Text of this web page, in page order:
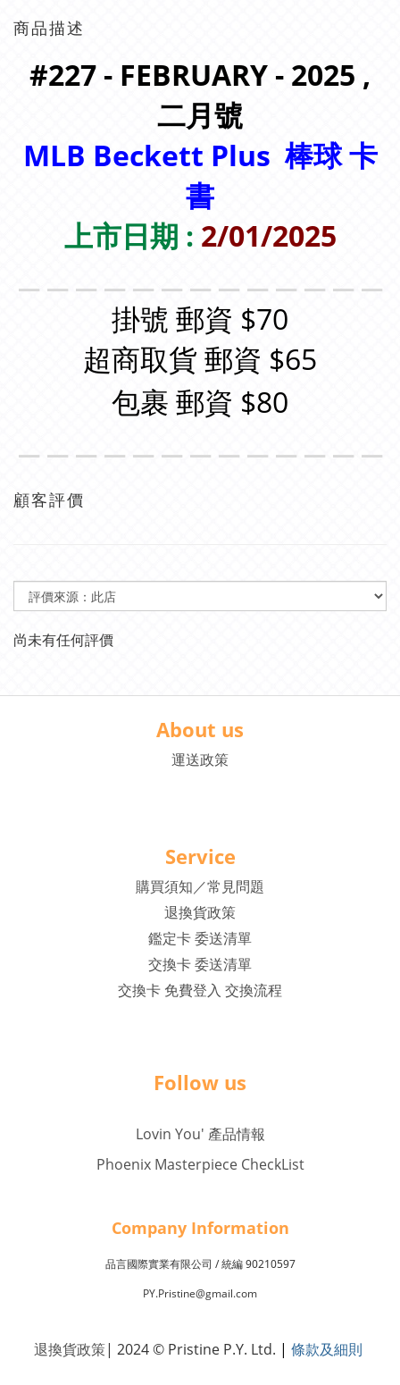
商品描述
#227 - FEBRUARY - 2025 ,
二月號
MLB Beckett Plus 棒球 卡
書
上市日期 : 2/01/2025
掛號 郵資 $70
超商取貨 郵資 $65
包裹 郵資 $80
顧客評價
尚未有任何評價
About us
運送政策
Service
購買須知／常見問題
退換貨政策
鑑定卡 委送清單
交換卡 委送清單
交換卡 免費登入 交換流程
Follow us
Lovin You' 產品情報
Phoenix Masterpiece CheckList
Company Information
品言國際實業有限公司 /統編90210597
PY.Pristine@gmail.com
退換貨政策| 2024 © Pristine P.Y. Ltd. | 條款及細則